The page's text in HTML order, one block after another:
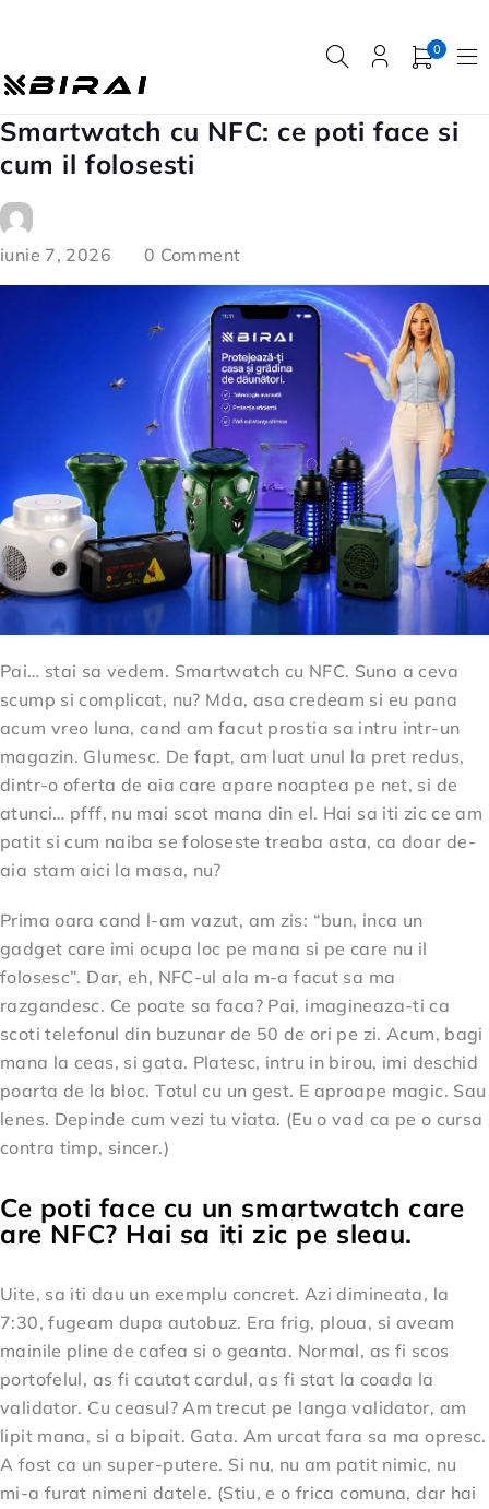
0
Smartwatch cu NFC: ce poti face si
cum il folosesti
iunie 7, 2026 0 Comment
Pai… stai sa vedem. Smartwatch cu NFC. Suna a ceva
scump si complicat, nu? Mda, asa credeam si eu pana
acum vreo luna, cand am facut prostia sa intru intr-un
magazin. Glumesc. De fapt, am luat unul la pret redus,
dintr-o oferta de aia care apare noaptea pe net, si de
atunci… pfff, nu mai scot mana din el. Hai sa iti zic ce am
patit si cum naiba se foloseste treaba asta, ca doar de-
aia stam aici la masa, nu?
Prima oara cand l-am vazut, am zis: “bun, inca un
gadget care imi ocupa loc pe mana si pe care nu il
folosesc”. Dar, eh, NFC-ul ala m-a facut sa ma
razgandesc. Ce poate sa faca? Pai, imagineaza-ti ca
scoti telefonul din buzunar de 50 de ori pe zi. Acum, bagi
mana la ceas, si gata. Platesc, intru in birou, imi deschid
poarta de la bloc. Totul cu un gest. E aproape magic. Sau
lenes. Depinde cum vezi tu viata. (Eu o vad ca pe o cursa
contra timp, sincer.)
Ce poti face cu un smartwatch care
are NFC? Hai sa iti zic pe sleau.
Uite, sa iti dau un exemplu concret. Azi dimineata, la
7:30, fugeam dupa autobuz. Era frig, ploua, si aveam
mainile pline de cafea si o geanta. Normal, as fi scos
portofelul, as fi cautat cardul, as fi stat la coada la
validator. Cu ceasul? Am trecut pe langa validator, am
lipit mana, si a bipait. Gata. Am urcat fara sa ma opresc.
A fost ca un super-putere. Si nu, nu am patit nimic, nu
mi-a furat nimeni datele. (Stiu, e o frica comuna, dar hai